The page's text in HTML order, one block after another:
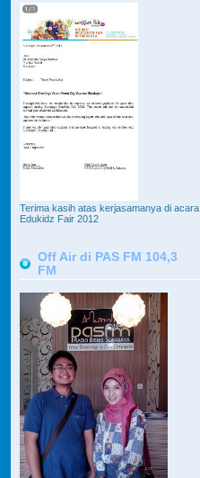
Terima kasih atas kerjasamanya di acara
Edukidz Fair 2012
Off Air di PAS FM 104,3
FM